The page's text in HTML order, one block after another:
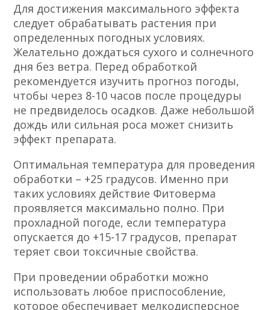
Для достижения максимального эффекта
следует обрабатывать растения при
определенных погодных условиях.
Желательно дождаться сухого и солнечного
дня без ветра. Перед обработкой
рекомендуется изучить прогноз погоды,
чтобы через 8-10 часов после процедуры
не предвиделось осадков. Даже небольшой
дождь или сильная роса может снизить
эффект препарата.
Оптимальная температура для проведения
обработки – +25 градусов. Именно при
таких условиях действие Фитоверма
проявляется максимально полно. При
прохладной погоде, если температура
опускается до +15-17 градусов, препарат
теряет свои токсичные свойства.
При проведении обработки можно
использовать любое приспособление,
которое обеспечивает мелкодисперсное